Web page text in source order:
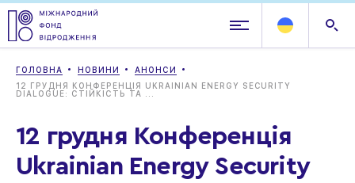
ГОЛОВНА НОВИНИ
АНОНСИ
12 ГРУДНЯ КОНФЕРЕНЦІЯ UKRAINIAN ENERGY SECURITY
DIALOGUE: СТІЙКІСТЬ ТА ...
12 грудня Конференція
Ukrainian Energy Security